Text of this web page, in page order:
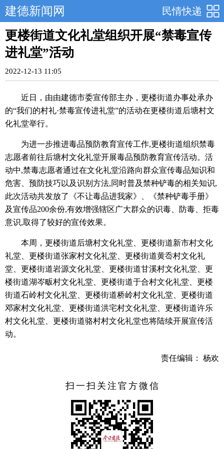
民情快递
建德新闻网
更楼街道文化礼堂组织开展“禁毒宣传
进礼堂”活动
2022-12-13 11:05
近日，由由建德市委宣传部主办，更楼街道办事处承办
的“我们的村礼·禁毒宣传进礼堂”的活动在更楼街道后塘村文
化礼堂举行。
为进一步推进毒品预防教育宣传工作,更楼街道组织禁毒
志愿者前往后塘村文化礼堂开展毒品预防教育宣传活动。活
动中,禁毒志愿者通过在文化礼堂沿路向群众宣传毒品知识和
危害、预防技巧以及识别方法,同时普及禁种铲毒的相关知识,
此次活动共发放了《不让毒品进我家》、《禁种铲毒手册》
及宣传品200余份,有效增强辖区广大群众的识毒、防毒、拒毒
意识,取得了较好的宣传效果。
本周，更楼街道后塘村文化礼堂、更楼街道新市村文化
礼堂、更楼街道张家村文化礼堂、更楼街道黄岙村文化礼
堂、更楼街道岩源文化礼堂、更楼街道甘溪村文化礼堂、更
楼街道湖岑畈村文化礼堂、更楼街道于合村文化礼堂、更楼
街道石岭村文化礼堂、更楼街道桥岭村文化礼堂、更楼街道
邓家村文化礼堂、更楼街道洪宅村文化礼堂、更楼街道许乐
村文化礼堂、更楼街道骆村村文化礼堂也将陆续开展宣传活
动。
责任编辑： 杨欢
扫一扫关注官方微信